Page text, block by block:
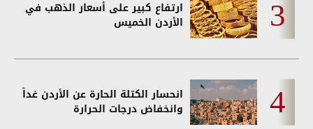
ارتفاع كبير على أسعار الذهب في
الأردن الخميس
انحسار الكتلة الحارة عن الأردن غداً
وانخفاض درجات الحرارة